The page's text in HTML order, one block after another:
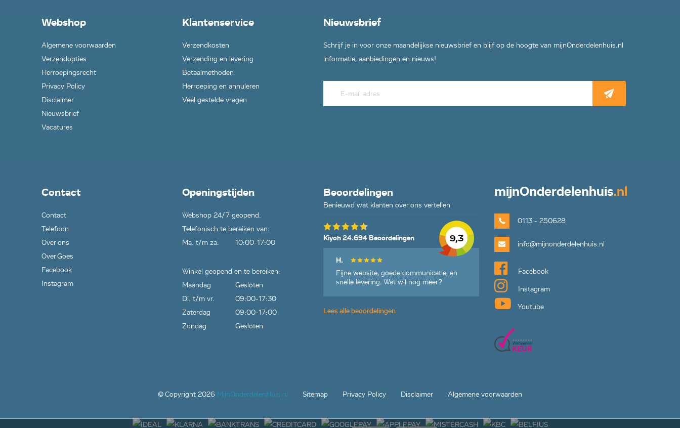
Webshop
Algemene voorwaarden
Verzendopties
Herroepingsrecht
Privacy Policy
Disclaimer
Nieuwsbrief
Vacatures
Klantenservice
Verzendkosten
Verzending en levering
Betaalmethoden
Herroeping en annuleren
Veel gestelde vragen
Nieuwsbrief
Schrijf je in voor onze maandelijkse nieuwsbrief en blijf op de hoogte van mijnOnderdelenhuis.nl
informatie, aanbiedingen en nieuws!
Contact
Contact
Telefoon
Over ons
Over Goes
Facebook
Instagram
Openingstijden
Webshop 24/7 geopend.
Telefonisch te bereiken van:
Ma. t/m za.
10:00-17:00
Winkel geopend en te bereiken:
Maandag
Gesloten
Di. t/m vr.
09:00-17:30
Zaterdag
09:00-17:00
Zondag
Gesloten
Beoordelingen
Benieuwd wat klanten over ons vertellen
9,3
Kiyoh 24.694 Beoordelingen
H.
Fijne website, goede communicatie, en
snelle levering. Wat wil nog meer?
Lees alle beoordelingen
mijnOnderdelenhuis.nl
0113 - 250628
info@mijnonderdelenhuis.nl
Facebook
Instagram
Youtube
© Copyright 2026 MijnOnderdelenHuis.nl Sitemap Privacy Policy Disclaimer Algemene voorwaarden